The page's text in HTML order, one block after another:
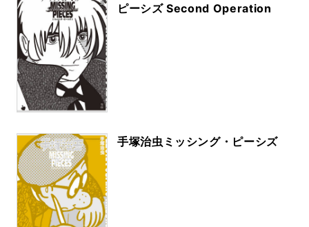
ピーシズ Second Operation
手塚治虫ミッシング・ピーシズ